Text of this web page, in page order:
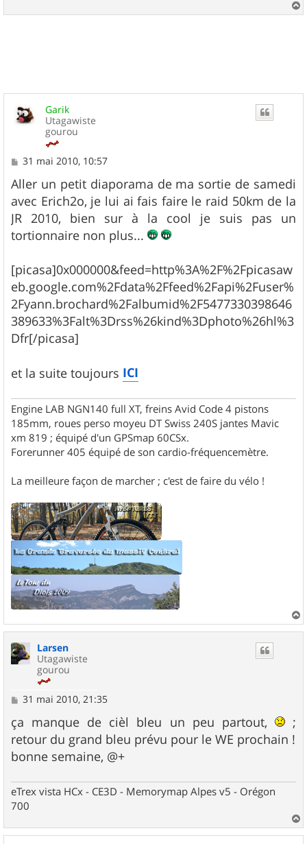
a
Garik
Utagawiste
gourou
M
s
s
a
g
e
31 mai 2010, 10:57
Aller un petit diaporama de ma sortie de samedi
avec Erich2o, je lui ai fais faire le raid 50km de la
JR 2010, bien sur à la cool je suis pas un
tortionnaire non plus...
[picasa]0x000000&feed=http%3A%2F%2Fpicasaw
eb.google.com%2Fdata%2Ffeed%2Fapi%2Fuser%
2Fyann.brochard%2Falbumid%2F5477330398646
389633%3Falt%3Drss%26kind%3Dphoto%26hl%3
Dfr[/picasa]
et la suite toujours ICI
Engine LAB NGN140 full XT, freins Avid Code 4 pistons
185mm, roues perso moyeu DT Swiss 240S jantes Mavic
xm 819 ; équipé d'un GPSmap 60CSx.
Forerunner 405 équipé de son cardio-fréquencemètre.
La meilleure façon de marcher ; c'est de faire du vélo !
a
Larsen
Utagawiste
gourou
M
s
s
a
g
e
31 mai 2010, 21:35
ça manque de cièl bleu un peu partout,
;
retour du grand bleu prévu pour le WE prochain !
bonne semaine, @+
eTrex vista HCx - CE3D - Memorymap Alpes v5 - Orégon
700
a